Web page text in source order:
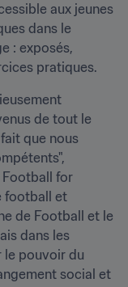
aux jeunes
dans le
: exposés,
pratiques.
de tout le
que nous
for
football et
de Football et le
dans les
le pouvoir du
social et